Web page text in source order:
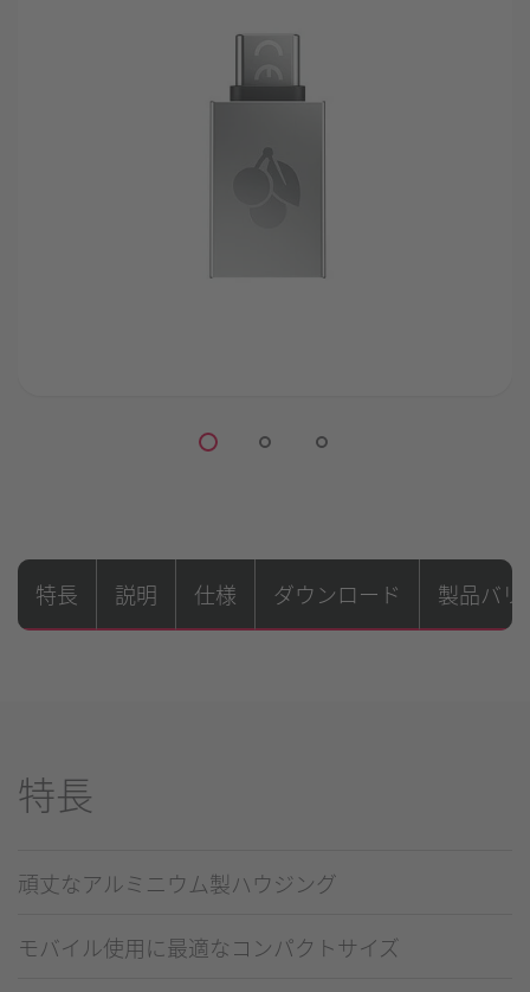
特長 説明 仕様 ダウンロード 製品バ
特長
頑丈なアルミニウム製ハウジング
モバイル使用に最適なコンパクトサイズ